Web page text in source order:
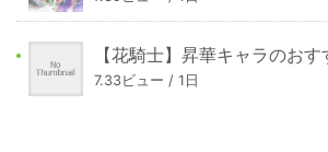
【花騎士】昇華キャラのおす
7.33ビュー / 1日